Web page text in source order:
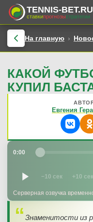
TENNIS-BET.RU
ставкипрогнозыстратегии
На главную
КАКОЙ
КУПИЛ
Евгения
0:00
−10 сек +10 сек
Серверная озвучка
Знаменитости из